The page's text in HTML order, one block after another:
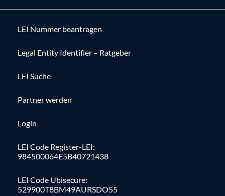
LEI Nummer beantragen
Legal Entity Identifier – Ratgeber
LEI Suche
Partner werden
Login
LEI Code Register-LEI:
984500064E5B40721438
LEI Code Ubisecure:
529900T8BM49AURSDO55